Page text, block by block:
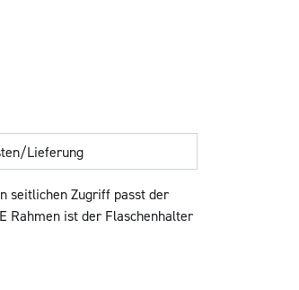
Lieferung
seitlichen Zugriff passt der
Rahmen ist der Flaschenhalter